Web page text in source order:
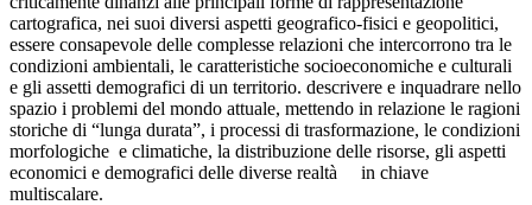
cartografica, nei suoi diversi aspetti geografico-fisici e geopolitici,
essere consapevole delle complesse relazioni che intercorrono tra le
condizioni ambientali, le caratteristiche socioeconomiche e culturali
e gli assetti demografici di un territorio. descrivere e inquadrare nello
spazio i problemi del mondo attuale, mettendo in relazione le ragioni
storiche di “lunga durata”, i processi di trasformazione, le condizioni
morfologiche e climatiche, la distribuzione delle risorse, gli aspetti
economici e demografici delle diverse realtà in chiave
multiscalare.